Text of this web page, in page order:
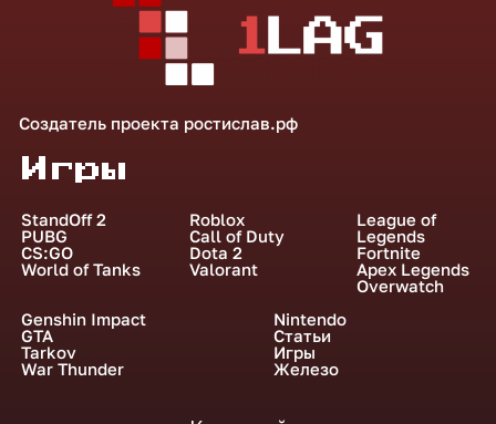
Создатель проекта ростислав.рф
Игры
StandOff 2
PUBG
CS:GO
World of Tanks
Roblox
Call of Duty
Dota 2
Valorant
League of
Legends
Fortnite
Apex Legends
Overwatch
Genshin Impact
GTA
Tarkov
War Thunder
Nintendo
Статьи
Игры
Железо